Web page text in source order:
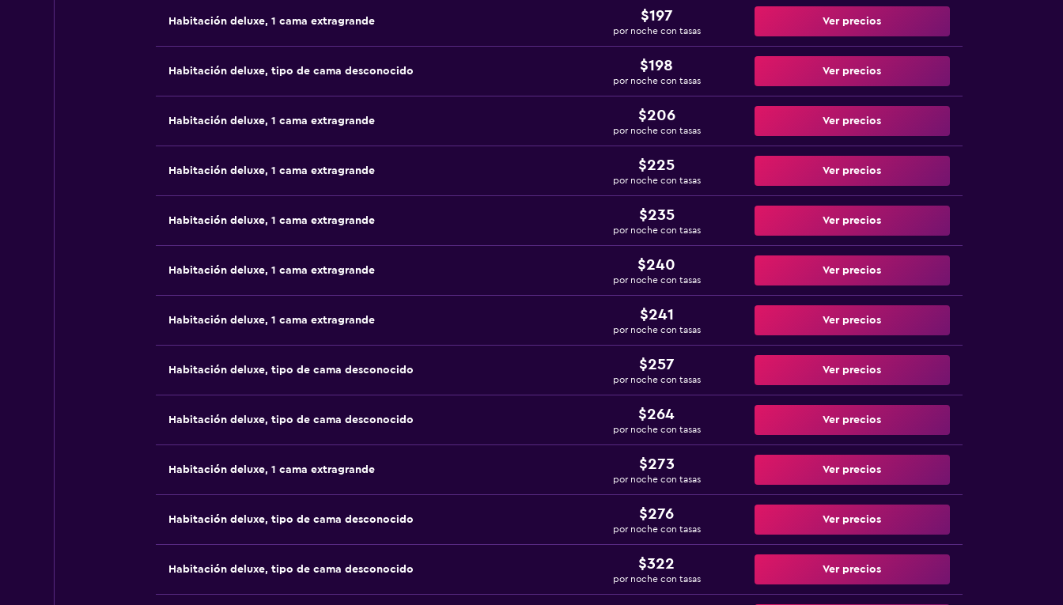
Habitación deluxe, 1 cama extragrande $197
por noche con tasas
Ver precios
Habitación deluxe, tipo de cama desconocido $198
por noche con tasas
Ver precios
Habitación deluxe, 1 cama extragrande $206
por noche con tasas
Ver precios
Habitación deluxe, 1 cama extragrande $225
por noche con tasas
Ver precios
Habitación deluxe, 1 cama extragrande $235
por noche con tasas
Ver precios
Habitación deluxe, 1 cama extragrande $240
por noche con tasas
Ver precios
Habitación deluxe, 1 cama extragrande $241
por noche con tasas
Ver precios
Habitación deluxe, tipo de cama desconocido $257
por noche con tasas
Ver precios
Habitación deluxe, tipo de cama desconocido $264
por noche con tasas
Ver precios
Habitación deluxe, 1 cama extragrande $273
por noche con tasas
Ver precios
Habitación deluxe, tipo de cama desconocido $276
por noche con tasas
Ver precios
Habitación deluxe, tipo de cama desconocido $322
por noche con tasas
Ver precios